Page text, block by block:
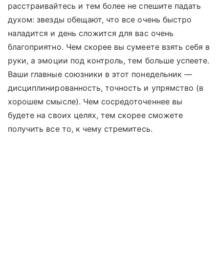
расстраивайтесь и тем более не спешите падать
духом: звезды обещают, что все очень быстро
наладится и день сложится для вас очень
благоприятно. Чем скорее вы сумеете взять себя в
руки, а эмоции под контроль, тем больше успеете.
Ваши главные союзники в этот понедельник —
дисциплинированность, точность и упрямство (в
хорошем смысле). Чем сосредоточеннее вы
будете на своих целях, тем скорее сможете
получить все то, к чему стремитесь.